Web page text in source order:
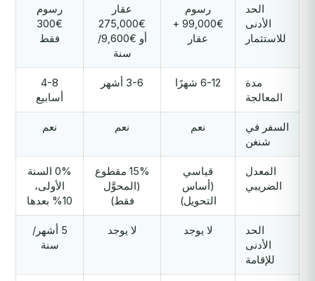
الحد
الأدنى
للاستثمار
رسوم
€99,000 +
عقار
عقار
€275,000
أو €9,600/
سنة
رسوم
€300
فقط
مدة
المعالجة
6-12 شهرًا 3-6 أشهر
4-8
أسابيع
السفر في
شنغن
نعم نعم نعم
المعدل
الضريبي
قياسي
(أساس
التحويل)
15% مقطوع
(المحوَّل
فقط)
0% السنة
الأولى،
10% بعدها
الحد
الأدنى
للإقامة
لا يوجد لا يوجد
5 أشهر/
سنة